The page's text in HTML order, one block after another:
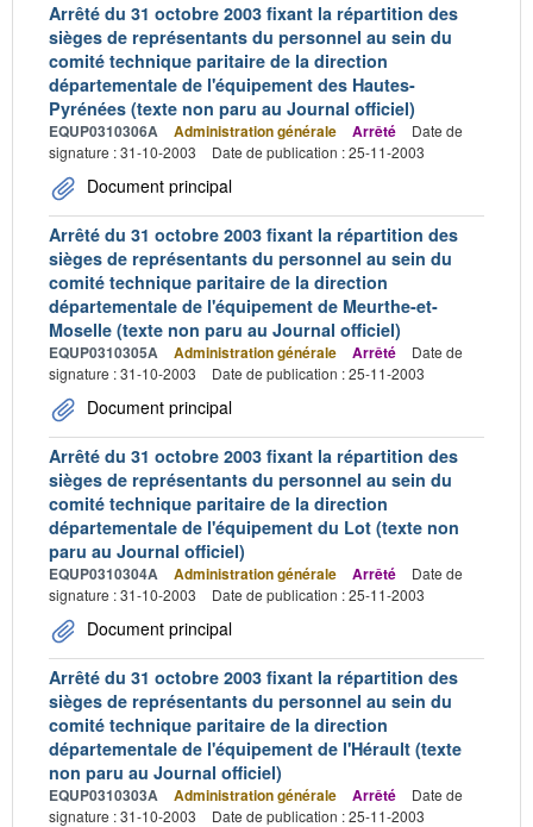
Arrêté du 31 octobre 2003 fixant la répartition des
sièges de représentants du personnel au sein du
comité technique paritaire de la direction
départementale de l'équipement des Hautes-
Pyrénées (texte non paru au Journal officiel)
EQUP0310306A Administration générale Arrêté
Date de
signature : 31-10-2003
Date de publication : 25-11-2003
Document principal
Arrêté du 31 octobre 2003 fixant la répartition des
sièges de représentants du personnel au sein du
comité technique paritaire de la direction
départementale de l'équipement de Meurthe-et-
Moselle (texte non paru au Journal officiel)
EQUP0310305A Administration générale Arrêté
Date de
signature : 31-10-2003
Date de publication : 25-11-2003
Document principal
Arrêté du 31 octobre 2003 fixant la répartition des
sièges de représentants du personnel au sein du
comité technique paritaire de la direction
départementale de l'équipement du Lot (texte non
paru au Journal officiel)
EQUP0310304A Administration générale Arrêté
Date de
signature : 31-10-2003
Date de publication : 25-11-2003
Document principal
Arrêté du 31 octobre 2003 fixant la répartition des
sièges de représentants du personnel au sein du
comité technique paritaire de la direction
départementale de l'équipement de l'Hérault (texte
non paru au Journal officiel)
EQUP0310303A Administration générale Arrêté
Date de
signature : 31-10-2003
Date de publication : 25-11-2003